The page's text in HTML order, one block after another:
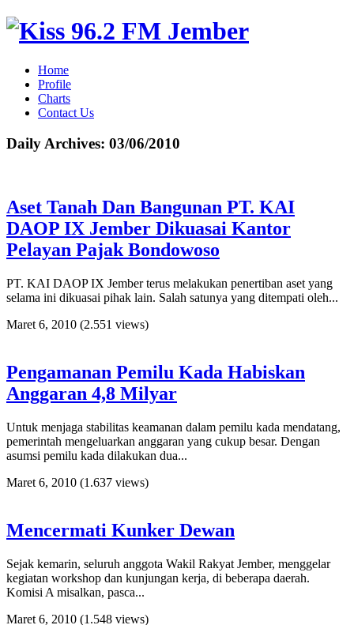
Home
Profile
Charts
Contact Us
Daily Archives: 03/06/2010
Aset Tanah Dan Bangunan PT. KAI
DAOP IX Jember Dikuasai Kantor
Pelayan Pajak Bondowoso
PT. KAI DAOP IX Jember terus melakukan penertiban aset yang
selama ini dikuasai pihak lain. Salah satunya yang ditempati oleh...
Maret 6, 2010 (2.551 views)
Pengamanan Pemilu Kada Habiskan
Anggaran 4,8 Milyar
Untuk menjaga stabilitas keamanan dalam pemilu kada mendatang,
pemerintah mengeluarkan anggaran yang cukup besar. Dengan
asumsi pemilu kada dilakukan dua...
Maret 6, 2010 (1.637 views)
Mencermati Kunker Dewan
Sejak kemarin, seluruh anggota Wakil Rakyat Jember, menggelar
kegiatan workshop dan kunjungan kerja, di beberapa daerah.
Komisi A misalkan, pasca...
Maret 6, 2010 (1.548 views)